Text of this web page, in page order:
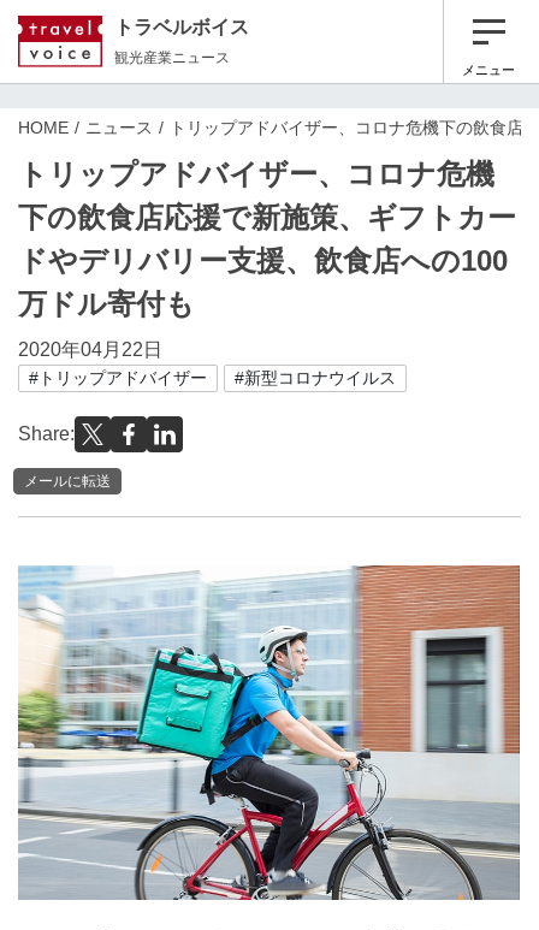
トラベルボイス
観光産業ニュース
メニュー
HOME ニュース トリップアドバイザー、コロナ危機下の飲食店
トリップアドバイザー、コロナ危機
下の飲食店応援で新施策、ギフトカー
ドやデリバリー支援、飲食店への100
万ドル寄付も
2020年04月22日
#トリップアドバイザー #新型コロナウイルス
Share:
メールに転送